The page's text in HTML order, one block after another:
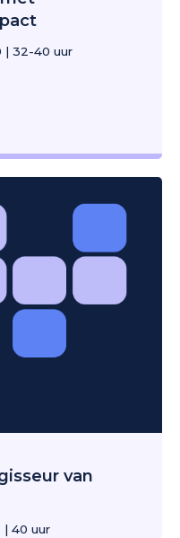
| 32-40 uur
van
| 40 uur